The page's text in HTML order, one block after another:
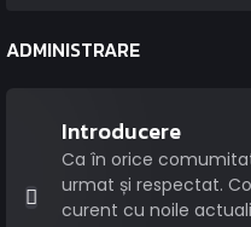
ADMINISTRARE
Introducere
Ca în orice
urmat și respectat.
curent cu noile